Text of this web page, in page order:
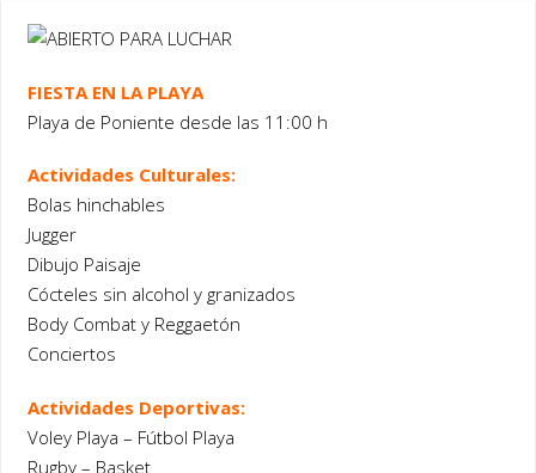
FIESTA EN LA PLAYA
Playa de Poniente desde las 11:00 h
Actividades Culturales:
Bolas hinchables
Jugger
Dibujo Paisaje
Cócteles sin alcohol y granizados
Body Combat y Reggaetón
Conciertos
Actividades Deportivas:
Voley Playa – Fútbol Playa
Rugby – Basket